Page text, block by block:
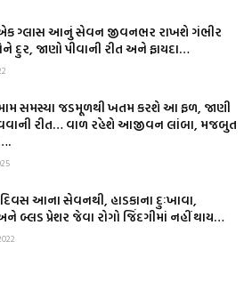
એક ગ્લાસ આનું સેવન જીવનભર રાખશે ગંભીર
દુર, જાણો પીવાની રીત અને ફાયદા…
સમસ્યા જડમૂળથી ખતમ કરશે આ ફળ, જાણી
રીત… વાળ રહેશે આજીવન લાંબા, મજબુત
દિવસ આના સેવનથી, હાડકાના દુઃખાવા,
બ્લડ પ્રેશર જેવા રોગો જિંદગીમાં નહીં થાય…